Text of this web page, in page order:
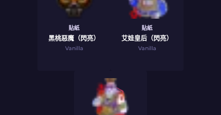
貼紙
黑桃惡魔（閃亮）
Vanilla
貼紙
艾娃皇后（閃亮）
Vanilla